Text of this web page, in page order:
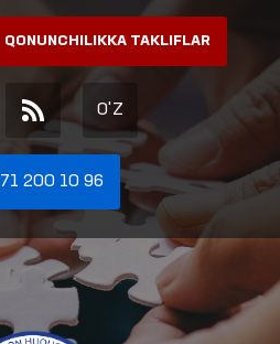
QONUNCHILIKKA TAKLIFLAR
O'Z
71 200 10 96